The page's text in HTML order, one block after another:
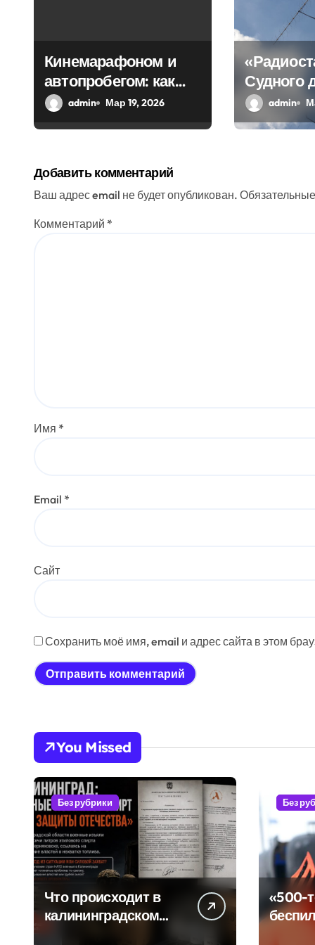
а
п
с
я
м
Кинемарафоном и
автопробегом: как
Севастополь
admin Мар 19, 2026
Судного
admin
Добавить комментарий
Ваш адрес email не будет опубликован.
Комментарий *
Имя *
Email *
Сайт
Сохранить моё имя, email и адрес сайта в этом
You Missed
Без рубрики
Что происходит в
калининградском
Без
«500-